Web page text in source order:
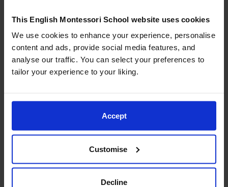
This English Montessori School website uses cookies
We use cookies to enhance your experience, personalise
content and ads, provide social media features, and
analyse our traffic. You can select your preferences to
tailor your experience to your liking.
Accept
Customise
Decline
Vestirse
Preparar alimentos sencillos
Cuidado del entorno
Actividades que enseñan responsabilidad en los espacios
Barrer o quitar el polvo
Poner o recoger la mesa
Cuidar de los animales
Gracia y cortesía